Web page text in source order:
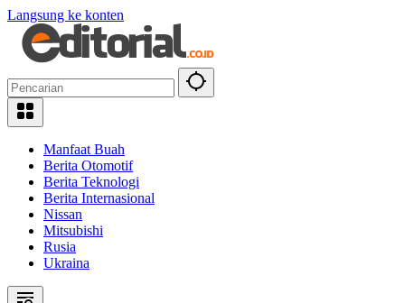
Langsung ke konten
Manfaat Buah
Berita Otomotif
Berita Teknologi
Berita Internasional
Nissan
Mitsubishi
Rusia
Ukraina